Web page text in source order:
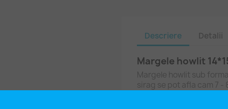
Descriere Detalii
Margele howlit
Margele howlit sub
sirag se pot afla cam 7 -
Siragul nu are